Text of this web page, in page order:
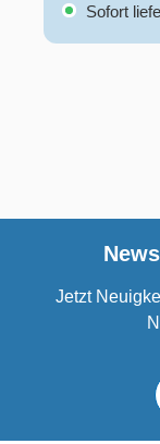
Sofort
Jetzt